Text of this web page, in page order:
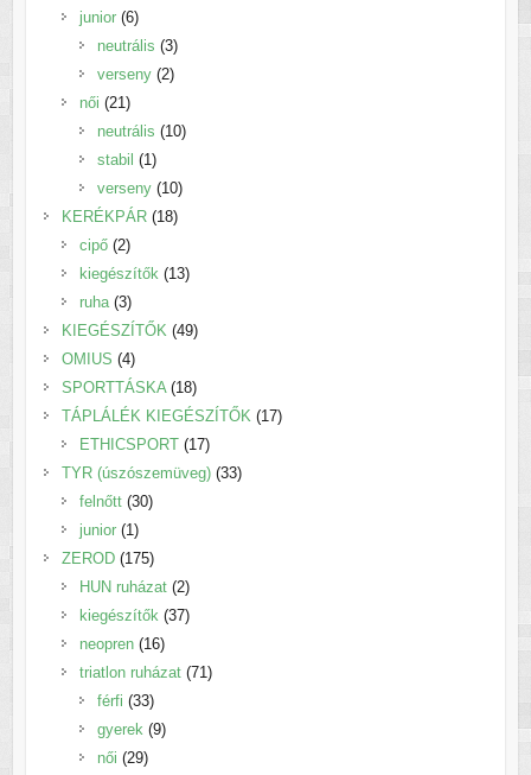
junior 66
termék
neutrális 33
termék
verseny 22
női 2121
termék
neutrális 1010
stabil 11
termék
verseny 1010
termék
KERÉKPÁR 1818
cipő 22
termék
kiegészítők 1313
ruha 33
termék
KIEGÉSZÍTŐK 4949
OMIUS 44
termék
SPORTTÁSKA 1818
termék
TÁPLÁLÉK KIEGÉSZÍTŐK 1717
ETHICSPORT 1717
termék
TYR (úszószemüveg) 3333
felnőtt 3030
junior 11
termék
ZEROD 175175
termék
HUN ruházat 22
termék
kiegészítők 3737
neopren 1616
termék
triatlon ruházat 7171
férfi 3333
termék
gyerek 99
női 2929